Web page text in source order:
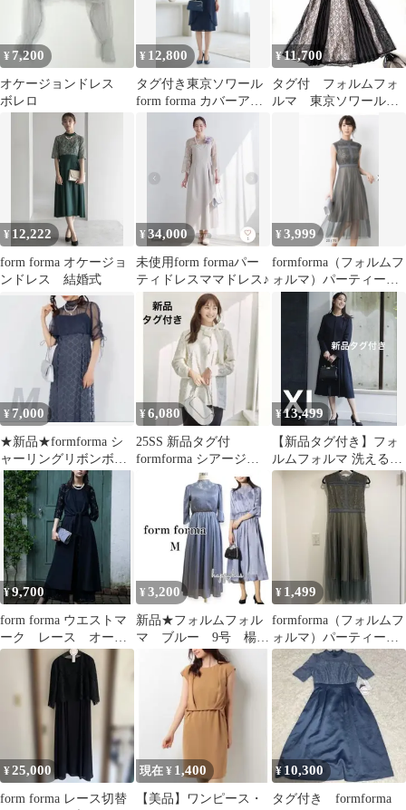
¥ 7,200
オケージョンドレス
ボレロ
¥ 12,800
タグ付き東京ソワール
form forma カバーアッ
プドレスワンピース
¥11,700
タグ付 フォルムフォ
ルマ 東京ソワール
パーティドレス 総レ
ース15号 ３Ｌ
¥ 12,222
form forma オケージョ
ンドレス 結婚式
¥34,000
未使用form formaパー
ティドレスママドレス♪
¥3,999
formforma（フォルムフ
ォルマ）パーティード
¥ 7,000
★新品★formforma シ
ャーリングリボンボレ
ロ×ダイヤ柄キラキラド
レス
¥6,080
25SS 新品タグ付
formforma シアージャ
ガードブラウス ボウ
¥13,499
【新品タグ付き】フォ
ルムフォルマ 洗えるノ
ーカラージャケットワ
ンピース セット
¥9,700
form forma ウエストマ
ーク レース オール
インワン風 ドレス
¥ 3,200
新品★フォルムフォル
マ ブルー 9号 楊柳
ドレスワンピース メ
ロウ花柄レース
¥ 1,499
formforma（フォルムフ
ォルマ）パーティード
レス
¥25,000
form forma レース切替
現在 ¥ 1,400
【美品】ワンピース・
¥ 10,300
タグ付き formforma